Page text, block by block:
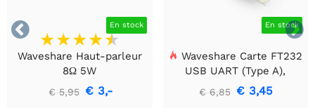

 En stock
Waveshare Haut-parleur
8Ω 5W
€ 5,95 € 3,-
En stock
Waveshare Carte FT232
USB UART (Type A),
Module de communication
USB vers TTL (UART)
€ 6,85 € 3,45